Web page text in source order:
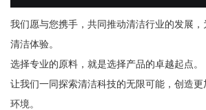
我们愿与您携手，共同推动清洁行业的发展
清洁体验。
选择专业的原料，就是选择产品的卓越起点。
让我们一同探索清洁科技的无限可能，创造
环境。